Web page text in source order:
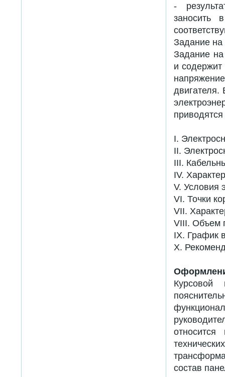
-
заносить
Задание на
Задание на
и
двигателя.
I.
II.
III.
IV.
V. Условия
VI. Точки
VII.
VIII. Объем
IX. График
X.
состав